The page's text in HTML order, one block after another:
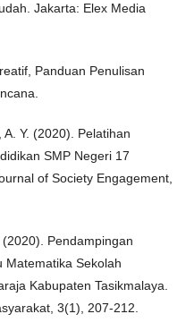
Jakarta: Elex Media
Panduan Penulisan
Y. (2020). Pelatihan
SMP Negeri 17
of Society Engagement,
Pendampingan
Matematika Sekolah
Kabupaten Tasikmalaya.
3(1), 207-212.